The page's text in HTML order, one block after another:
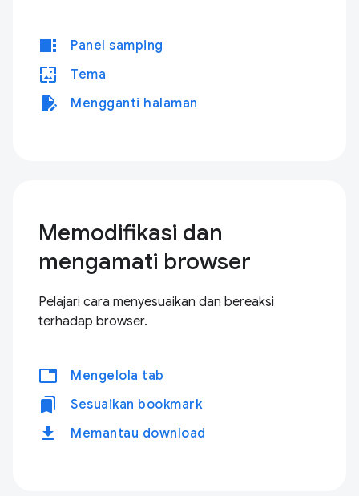
view_sidebar Panel samping
wallpaper Tema
edit_document Mengganti halaman
Memodifikasi dan
mengamati browser
Pelajari cara menyesuaikan dan bereaksi
terhadap browser.
tabsMengelola tab
bookmarks Sesuaikan bookmark
download Memantau download